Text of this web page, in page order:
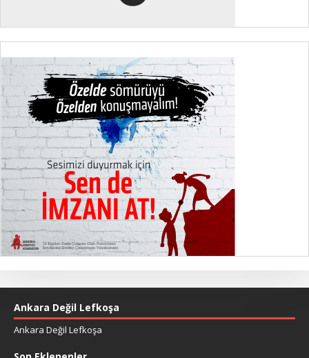
Ankara Değil Lefkoşa
Ankara Değil Lefkoşa